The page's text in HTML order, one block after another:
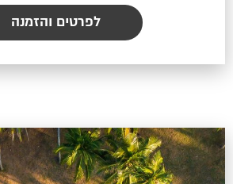
לפרטים והזמנה